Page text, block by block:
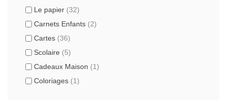
Le papier (32)
Carnets Enfants (2)
Cartes (36)
Scolaire (5)
Cadeaux Maison (1)
Coloriages (1)